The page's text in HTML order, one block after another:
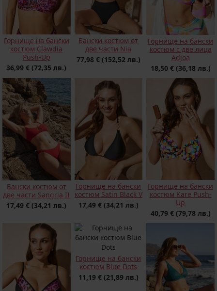
Горнище на бански
костюм Clawdia
Push-Up
36,99 € (72,35 лв.)
Бански костюм от
две части Nia
77,98 € (152,52 лв.)
Горнище на бански
костюм с две лица
Adjoa
18,50 € (36,18 лв.)
Бански костюм от
две части Sangria II
17,49 € (34,21 лв.)
Горнище на бански
костюм Satin Black V
17,49 € (34,21 лв.)
Горнище на бански
костюм Kare Push-
Up
40,79 € (79,78 лв.)
Горнище на бански
костюм Blue Dots
11,19 € (21,89 лв.)